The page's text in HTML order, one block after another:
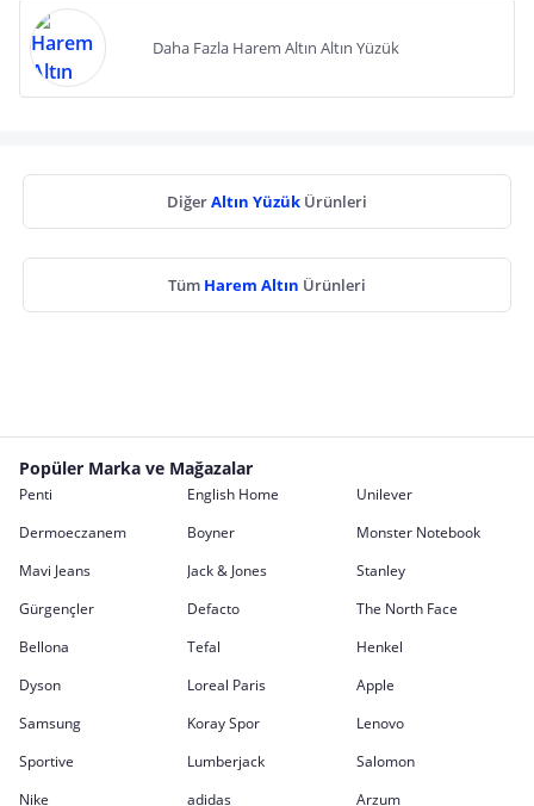
Daha Fazla Harem Altın Altın Yüzük
DiğerAltın Yüzük Ürünleri
Tüm Harem Altın Ürünleri
Popüler Marka ve Mağazalar
Penti English Home
Unilever
Dermoeczanem
Boyner
Monster Notebook
Mavi Jeans
Jack & Jones
Stanley
Gürgençler
Defacto
The North Face
Bellona
Tefal
Henkel
Dyson
Loreal Paris
Apple
Samsung
Koray Spor
Lenovo
Sportive
Lumberjack
Salomon
Nike
adidas Arzum